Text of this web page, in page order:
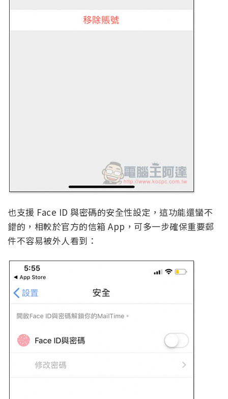
也支援 Face ID 與密碼的安全性設定，這功能還蠻不
錯的，相較於官方的信箱 App，可多一步確保重要郵
件不容易被外人看到：